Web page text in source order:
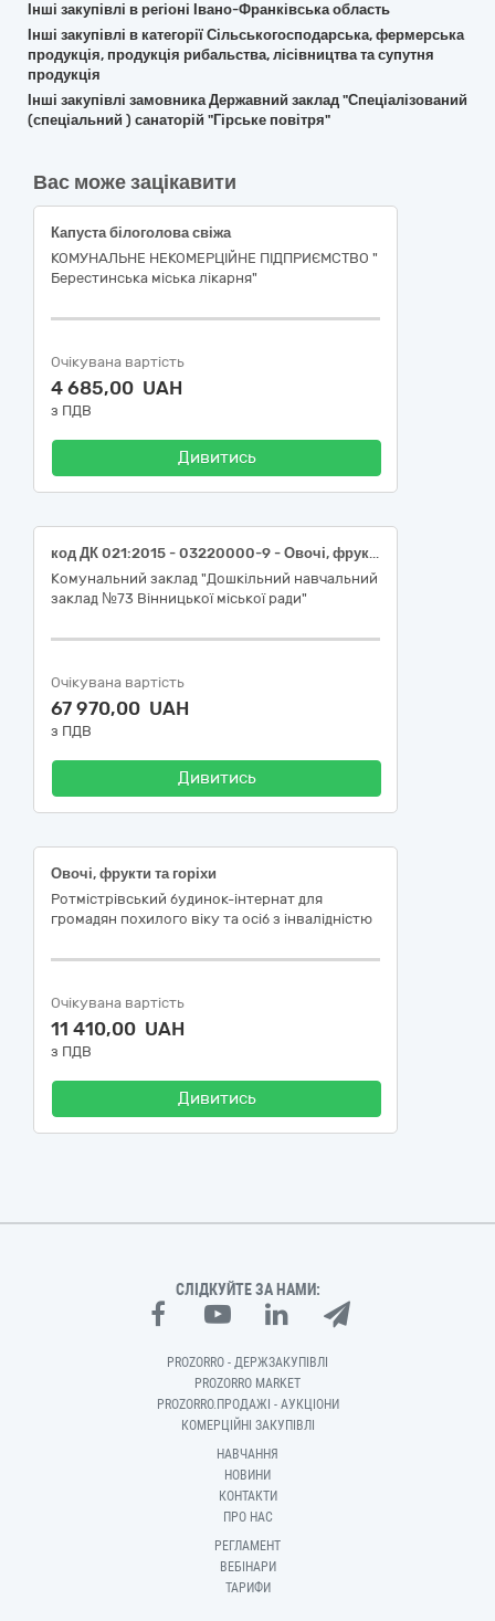
Інші закупівлі в регіоні Івано-Франківська область
Інші закупівлі в категорії Сільськогосподарська, фермерська
продукція, продукція рибальства, лісівництва та супутня
продукція
Інші закупівлі замовника Державний заклад "Спеціалізований
(спеціальний ) санаторій "Гірське повітря"
Вас може зацікавити
Капуста білоголова свіжа
КОМУНАЛЬНЕ НЕКОМЕРЦІЙНЕ ПІДПРИЄМСТВО "
Берестинська міська лікарня"
Очікувана вартість
4 685,00 UAH
з ПДВ
Дивитись
код ДК 021:2015 - 03220000-9 - Овочі, фрукти та горіхи (Капуста білоголова свіжа; кабачки свіжі; перець солодкий свіжий; огірки свіжі; помідори (томати) свіжі; баклажани свіжі; петрушка молода свіжа; груші свіжі; виноград свіжий столовий; смородина чорна свіжа; слива свіжа; персики; абрикоси свіжі; вишня свіжа; черешня свіжа; полуниця свіжа)
Комунальний заклад "Дошкільний навчальний
заклад №73 Вінницької міської ради"
Очікувана вартість
67 970,00 UAH
з ПДВ
Дивитись
Овочі, фрукти та горіхи
Ротмістрівський будинок-інтернат для
громадян похилого віку та осіб з інвалідністю
Очікувана вартість
11 410,00 UAH
з ПДВ
Дивитись
СЛІДКУЙТЕ ЗА НАМИ:
PROZORRO - ДЕРЖЗАКУПІВЛІ
PROZORRO MARKET
PROZORRO.ПРОДАЖІ - АУКЦІОНИ
КОМЕРЦІЙНІ ЗАКУПІВЛІ
НАВЧАННЯ
НОВИНИ
КОНТАКТИ
ПРО НАС
РЕГЛАМЕНТ
ВЕБІНАРИ
ТАРИФИ